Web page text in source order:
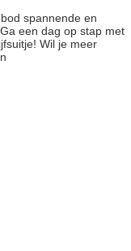
spannende en
een dag op stap met
Wil je meer